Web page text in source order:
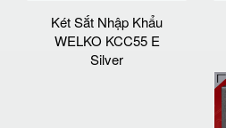
Két Sắt Nhập Khẩu
WELKO KCC55 E
Silver